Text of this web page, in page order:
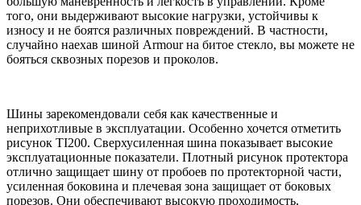
того, они выдерживают высокие нагрузки, устойчивы к
износу и не боятся различных повреждений. В частности,
случайно наехав шиной Armour на битое стекло, вы можете не
бояться сквозных порезов и проколов.
Шины зарекомендовали себя как качественные и
неприхотливые в эксплуатации. Особенно хочется отметить
рисунок TI200. Сверхусиленная шина показывает высокие
эксплуатационные показатели. Плотный рисунок протектора
отлично защищает шину от пробоев по протекторной части,
усиленная боковина и плечевая зона защищает от боковых
порезов. Они обеспечивают высокую проходимость,